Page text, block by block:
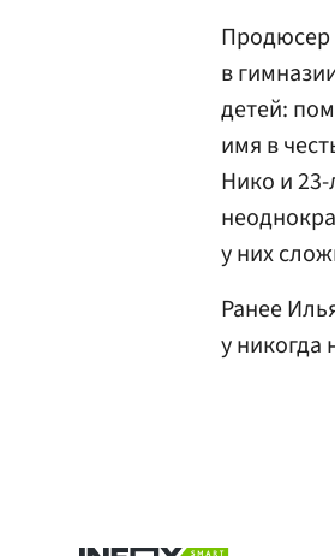
Продюсер
в
детей:
имя в
Нико и
у них
Ранее
у никогда